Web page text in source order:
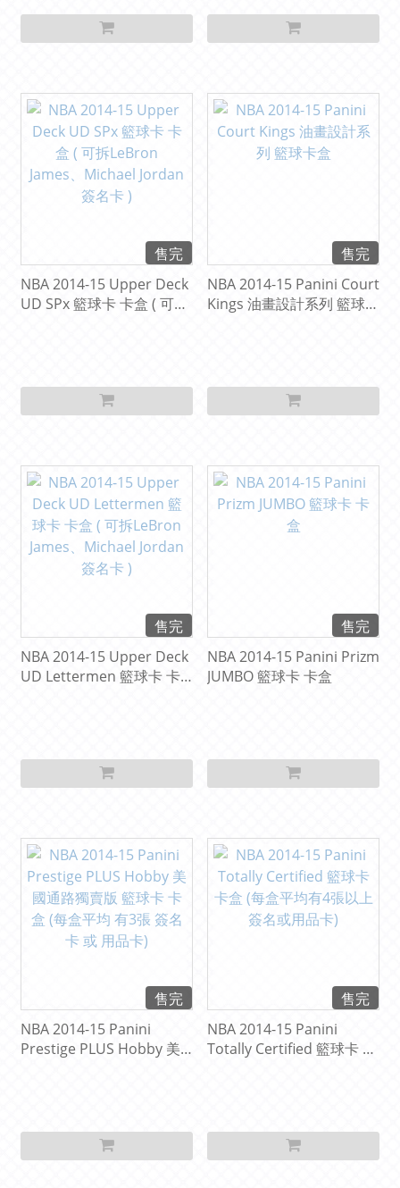
售完
NBA 2014-15 Upper Deck
UD SPx 籃球卡 卡盒 ( 可拆
售完
NBA 2014-15 Panini Court
Kings 油畫設計系列 籃球卡
售完
NBA 2014-15 Upper Deck
UD Lettermen 籃球卡 卡
售完
NBA 2014-15 Panini Prizm
JUMBO 籃球卡 卡盒
售完
NBA 2014-15 Panini
Prestige PLUS Hobby 美
售完
NBA 2014-15 Panini
Totally Certified 籃球卡 卡